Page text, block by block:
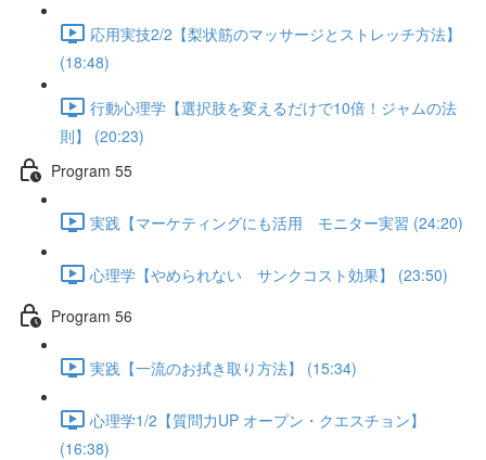
応用実技2/2【梨状筋のマッサージとストレッチ方法】
(18:48)
行動心理学【選択肢を変えるだけで10倍！ジャムの法
則】 (20:23)
Program 55
実践【マーケティングにも活用 モニター実習 (24:20)
心理学【やめられない サンクコスト効果】 (23:50)
Program 56
実践【一流のお拭き取り方法】 (15:34)
心理学1/2【質問力UP オープン・クエスチョン】
(16:38)